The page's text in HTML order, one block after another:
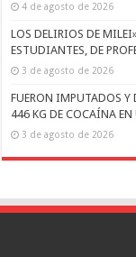
4 de agosto de 2026
LOS DELIRIOS DE
ESTUDIANTES, DE
3 de agosto de 2026
FUERON IMPUTADOS Y
446 KG DE COCAÍNA
3 de agosto de 2026